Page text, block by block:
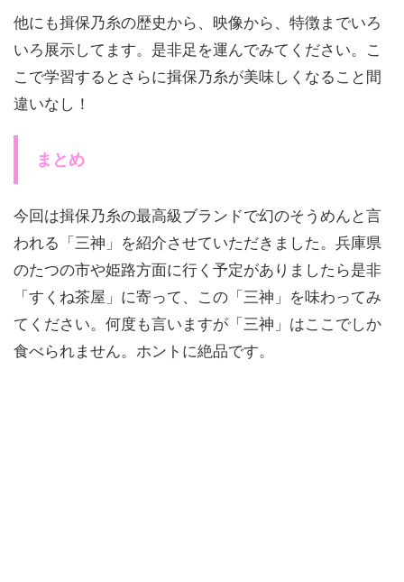
他にも揖保乃糸の歴史から、映像から、特徴までいろ
いろ展示してます。是非足を運んでみてください。こ
こで学習するとさらに揖保乃糸が美味しくなること間
違いなし！
まとめ
今回は揖保乃糸の最高級ブランドで幻のそうめんと言
われる「三神」を紹介させていただきました。兵庫県
のたつの市や姫路方面に行く予定がありましたら是非
「すくね茶屋」に寄って、この「三神」を味わってみ
てください。何度も言いますが「三神」はここでしか
食べられません。ホントに絶品です。